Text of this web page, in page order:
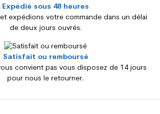
Expédié sous 48 heures
expédions votre commande dans un délai
de deux jours ouvrés.
Satisfait ou remboursé
convient pas vous disposez de 14 jours
pour nous le retourner.